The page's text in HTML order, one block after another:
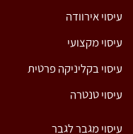
עיסוי אירוודה
עיסוי מקצועי
עיסוי בקליניקה פרטית
עיסוי טנטרה
עיסוי מגבר לגבר